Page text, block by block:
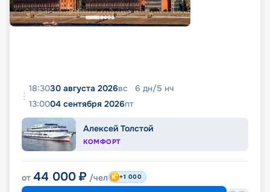
18:3030 августа 2026вс 6 дн/5 нч
13:0004 сентября 2026пт
Алексей Толстой
КОМФОРТ
от 44 000 ₽ /чел +1 000